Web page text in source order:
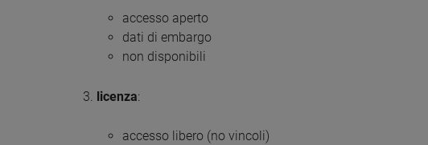
accesso aperto
dati di embargo
non disponibili
licenza:
accesso libero (no vincoli)